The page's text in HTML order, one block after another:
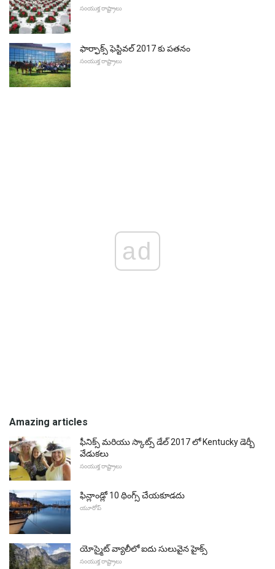
సంయుక్త రాష్ట్రాలు
ఫార్ఫాక్స్ ఫెస్టివల్ 2017 కు పతనం
సంయుక్త రాష్ట్రాలు
ad
Amazing articles
ఫీనిక్స్ మరియు స్కాట్స్ డేల్ 2017 లో Kentucky డెర్బీ
వేడుకలు
సంయుక్త రాష్ట్రాలు
ఫిన్లాండ్లో 10 థింగ్స్ చేయకూడదు
యూరోప్
యోస్మైట్ వ్యాలీలో ఐదు సులువైన హైక్స్
సంయుక్త రాష్ట్రాలు